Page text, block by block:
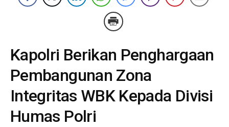
Kapolri Berikan Penghargaan
Pembangunan Zona
Integritas WBK Kepada Divisi
Humas Polri